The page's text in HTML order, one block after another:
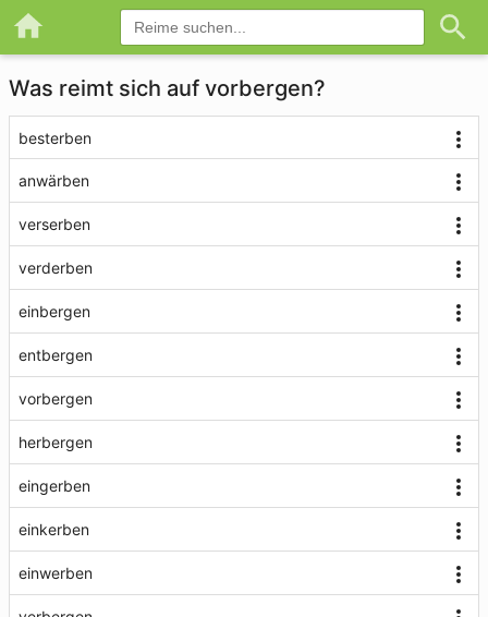
Was reimt sich auf vorbergen?
besterben
anwärben
verserben
verderben
einbergen
entbergen
vorbergen
herbergen
eingerben
einkerben
einwerben